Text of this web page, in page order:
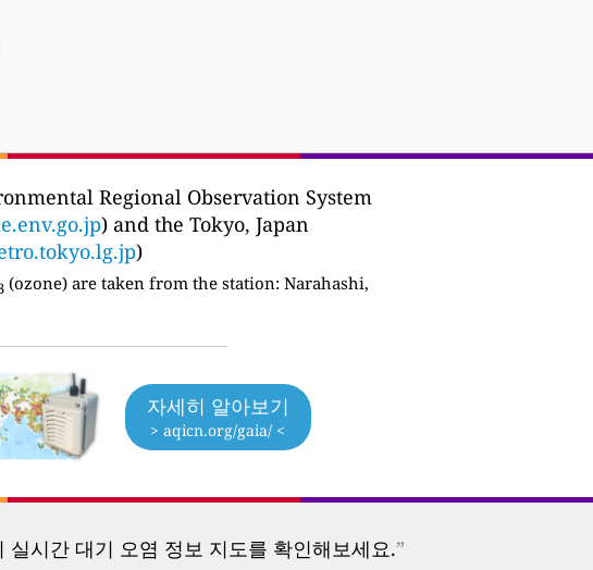
Regional Observation System
) and the Tokyo, Japan
)
(ozone) are taken from the station: Narahashi,
자세히 알아보기
> aqicn.org/gaia/ <
시간 대기 오염 정보 지도를 확인해보세요.”